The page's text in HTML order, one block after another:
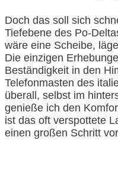
Doch das soll sich
Tiefebene des Po-
wäre eine Scheibe,
Die einzigen
Beständigkeit in den
Telefonmasten des
überall, selbst im
genieße ich den
ist das oft verspottete
einen großen Schritt